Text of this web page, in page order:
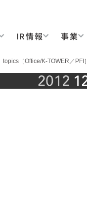
IR情報 事業
topics［Office/K-TOWER／PFI］